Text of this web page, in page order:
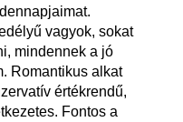
vagyok, sokat
mindennek a jó
Romantikus alkat
értékrendű,
Fontos a